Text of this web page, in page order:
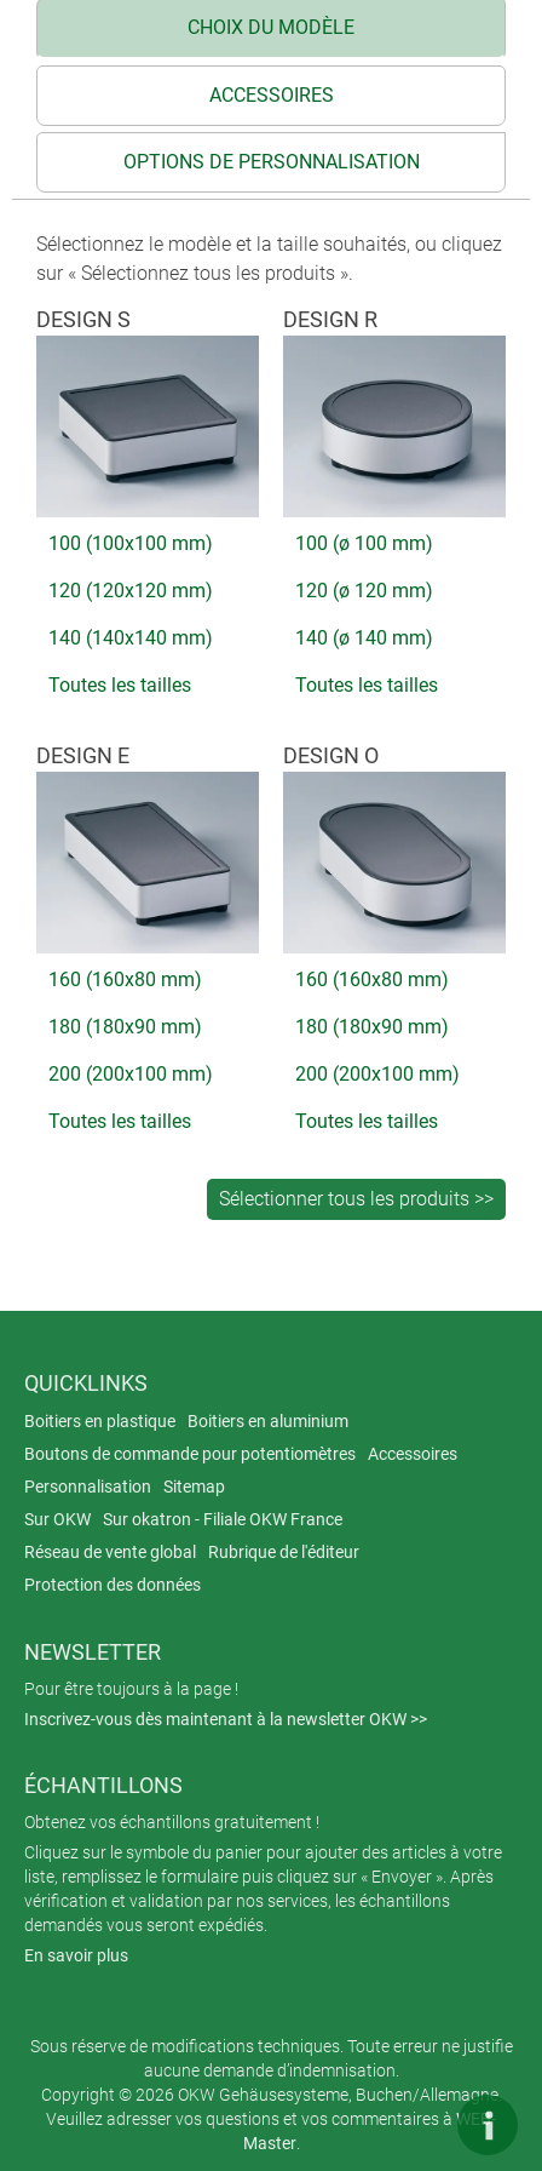
CHOIX DU MODÈLE
ACCESSOIRES
OPTIONS DE PERSONNALISATION
Sélectionnez le modèle et la taille souhaités, ou cliquez
sur « Sélectionnez tous les produits ».
DESIGN S
100 (100x100 mm)
120 (120x120 mm)
140 (140x140 mm)
Toutes les tailles
DESIGN R
100 (ø 100 mm)
120 (ø 120 mm)
140 (ø 140 mm)
Toutes les tailles
DESIGN E
160 (160x80 mm)
180 (180x90 mm)
200 (200x100 mm)
Toutes les tailles
DESIGN O
160 (160x80 mm)
180 (180x90 mm)
200 (200x100 mm)
Toutes les tailles
QUICKLINKS
Boitiers en plastique
Boitiers en aluminium
Boutons de commande pour potentiomètres
Accessoires
Personnalisation
Sitemap
Sur OKW
Sur okatron - Filiale OKW France
Réseau de vente global
Rubrique de l'éditeur
Protection des données
NEWSLETTER
Pour être toujours à la page !
Inscrivez-vous dès maintenant à la newsletter OKW >>
ÉCHANTILLONS
Obtenez vos échantillons gratuitement !
Cliquez sur le symbole du panier pour ajouter des articles à votre
liste, remplissez le formulaire puis cliquez sur « Envoyer ». Après
vérification et validation par nos services, les échantillons
demandés vous seront expédiés.
En savoir plus
Sous réserve de modifications techniques. Toute erreur ne justifie
aucune demande d’indemnisation.
Copyright © 2026 OKW Gehäusesysteme, Buchen/Allemagne.
Veuillez adresser vos questions et vos commentaires à WEB-
Master.